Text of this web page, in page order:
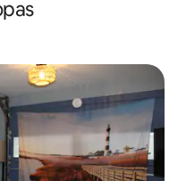
destacados